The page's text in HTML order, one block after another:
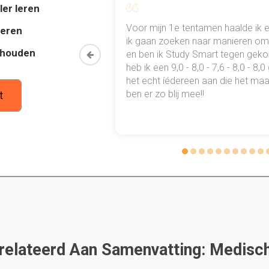
van klinische chemie
bepalingen die een diagnostische waarde(voor
wel chemie in het ziekenhuis genoemd.
analyse)
verschillende methoden en technieken om allerlei stoffen te
leren
mn
een heel
gewoon
Voor mijn 1e tentamen haalde ik
ik gaan zoeken naar manieren
en ben ik Study Smart tegen
heb ik een 9,0 - 8,0 - 7,6 - 8,0 -
het echt íédereen aan die het
ben er zo blij mee!!
Aan Samenvatting: